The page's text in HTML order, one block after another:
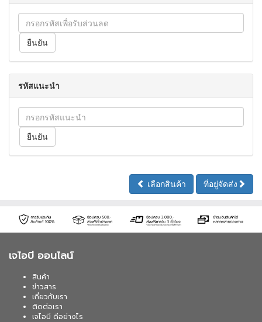
รหัสแนะนำ
เลือกสินค้า ที่อยู่จัดส่ง
เจไอบี ออนไลน์
สินค้า
ข่าวสาร
เกี่ยวกับเรา
ติดต่อเรา
เจไอบี ดีอย่างไร